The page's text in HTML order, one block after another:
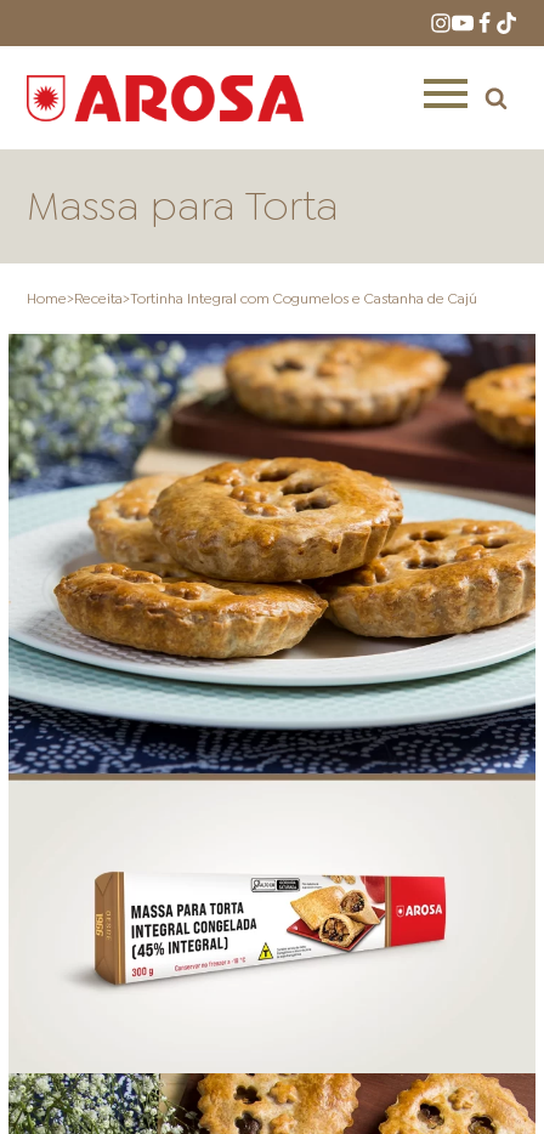
ONDE COMPRAR LOJAS AROSA
DISTRIBUIDORES E
REPRESENTANTES
FOOD SERVICE EMPRESA AGENDA DE CURSOS
INVERNO SAC ACESSO PARA PARCEIROS
Massa para Torta
Home>Receita>Tortinha Integral com Cogumelos e Castanha de Cajú